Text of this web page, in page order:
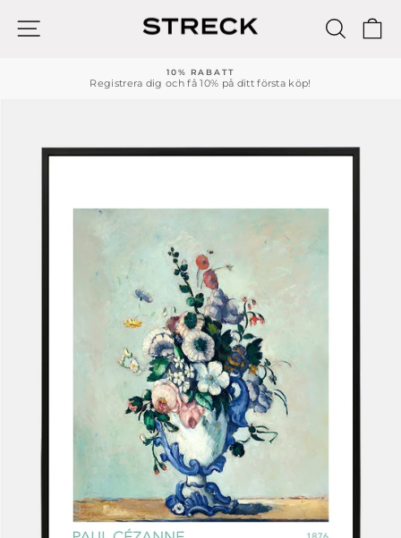
innehållet
WEBBPLATSNAVIGERING SÖK
Pausa
10% RABATT
Registrera dig och få 10% på ditt första köp!